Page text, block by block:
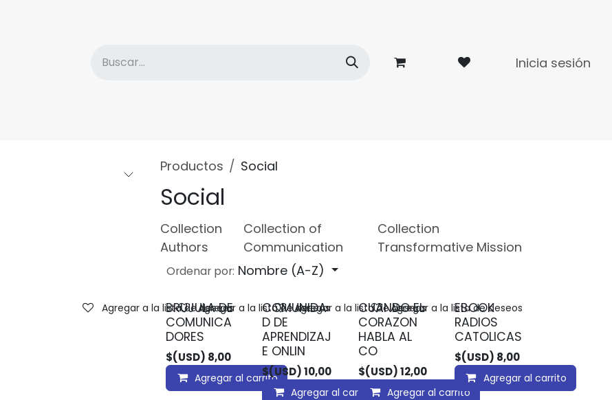
Inicia sesión
Productos Social
Social
Collection
Authors
Collection of
Communication
Collection
Transformative Mission
Ordenar por: Nombre (A-Z)
BRUJULA DE
COMUNICA
DORES
$(USD) 8,00
Agregar al carrito
Agregar a la lista de deseos
COMUNIDA
D DE
APRENDIZAJ
E ONLIN
$(USD)10,00
Agregar al carrito
Agregar a la lista de deseos
CUANDO EL
CORAZON
HABLA AL
CO
$(USD)12,00
Agregar al carrito
Agregar a la lista de deseos
EBOOK
RADIOS
CATOLICAS
$(USD) 8,00
Agregar al carrito
Agregar a la lista de deseos